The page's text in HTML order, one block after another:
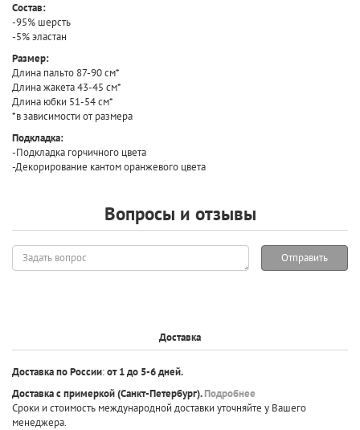
Состав:
-95% шерсть
-5% эластан
Размер:
Длина пальто 87-90 см*
Длина жакета 43-45 см*
Длина юбки 51-54 см*
*в зависимости от размера
Подкладка:
-Подкладка горчичного цвета
-Декорирование кантом оранжевого цвета
Вопросы и отзывы
Задать
вопрос
Отправить
Доставка
Доставка по России:от 1 до 5-6 дней.
Доставка с примеркой(Санкт-Петербург).Подробнее
Сроки и стоимость международной доставки уточняйте у Вашего
менеджера.